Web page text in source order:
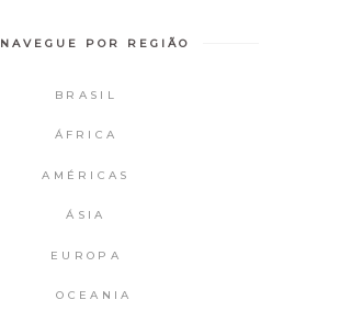
NAVEGUE POR REGIÃO
BRASIL
ÁFRICA
AMÉRICAS
ÁSIA
EUROPA
OCEANIA